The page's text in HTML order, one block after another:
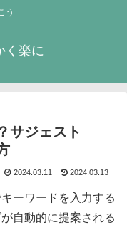
う
く楽に
サジェスト
2024.03.11 2024.03.13
ーワードを入力する
自動的に提案される